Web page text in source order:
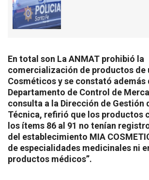
En total son La ANMAT prohibió la
comercialización de productos de
Cosméticos y se constató además
Departamento de Control de
consulta a la Dirección de Gestión
Técnica, refirió que los productos
los ítems 86 al 91 no tenían
del establecimiento MIA
de especialidades medicinales ni
productos médicos”.